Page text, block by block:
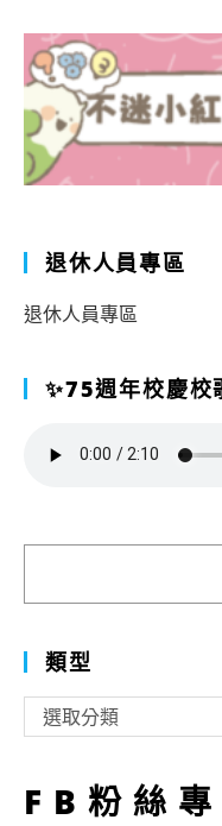
退休人員專區
退休人員專區
✨75週年校慶校
類型
型
選取分類
FB粉絲專